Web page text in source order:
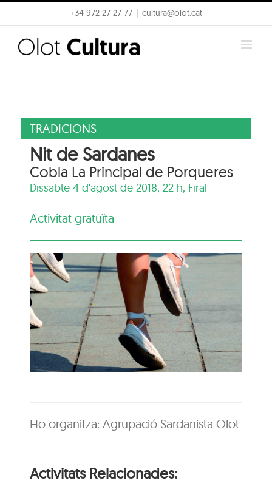
to
content
+34 972 27 27 77 cultura@olot.cat
TRADICIONS
Nit de Sardanes
Cobla La Principal de Porqueres
Dissabte 4 d'agost de 2018, 22 h, Firal
Activitat gratuïta
Ho organitza: Agrupació Sardanista Olot
Activitats Relacionades: